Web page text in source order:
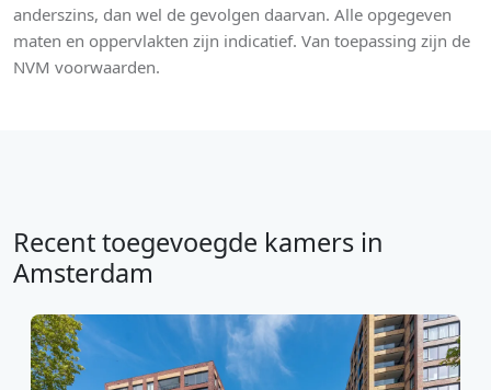
anderszins, dan wel de gevolgen daarvan. Alle opgegeven
maten en oppervlakten zijn indicatief. Van toepassing zijn de
NVM voorwaarden.
Recent toegevoegde kamers in
Amsterdam